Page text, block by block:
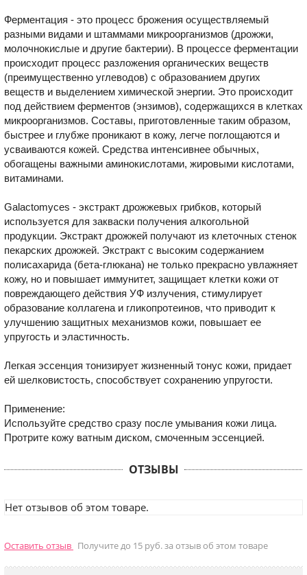
Ферментация - это процесс брожения осуществляемый
разными видами и штаммами микроорганизмов (дрожжи,
молочнокислые и другие бактерии). В процессе ферментации
происходит процесс разложения органических веществ
(преимущественно углеводов) с образованием других
веществ и выделением химической энергии. Это происходит
под действием ферментов (энзимов), содержащихся в клетках
микроорганизмов. Составы, приготовленные таким образом,
быстрее и глубже проникают в кожу, легче поглощаются и
усваиваются кожей. Средства интенсивнее обычных,
обогащены важными аминокислотами, жировыми кислотами,
витаминами.
Galactomyces - экстракт дрожжевых грибков, который
используется для закваски получения алкогольной
продукции. Экстракт дрожжей получают из клеточных стенок
пекарских дрожжей. Экстракт с высоким содержанием
полисахарида (бета-глюкана) не только прекрасно увлажняет
кожу, но и повышает иммунитет, защищает клетки кожи от
повреждающего действия УФ излучения, стимулирует
образование коллагена и гликопротеинов, что приводит к
улучшению защитных механизмов кожи, повышает ее
упругость и эластичность.
Легкая эссенция тонизирует жизненный тонус кожи, придает
ей шелковистость, способствует сохранению упругости.
Применение:
Используйте средство сразу после умывания кожи лица.
Протрите кожу ватным диском, смоченным эссенцией.
ОТЗЫВЫ
Нет отзывов об этом товаре.
Оставить отзыв Получите до 15 руб. за отзыв об этом товаре